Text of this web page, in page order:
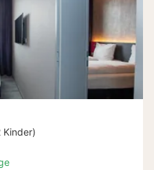
Kinder)